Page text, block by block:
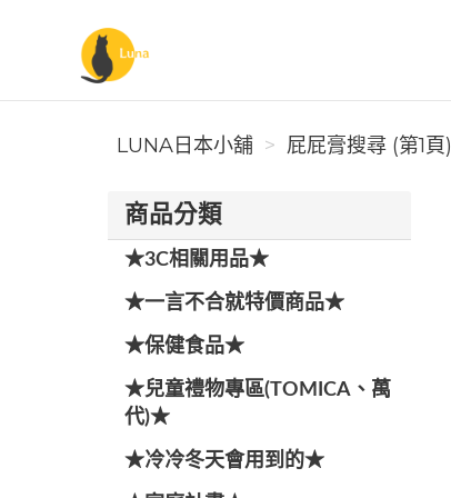
Luna日本小舖
LUNA日本小舖 屁屁膏搜尋 (第1頁)
商品分類
★3C相關用品★
★一言不合就特價商品★
★保健食品★
★兒童禮物專區(TOMICA、萬
代)★
★冷冷冬天會用到的★